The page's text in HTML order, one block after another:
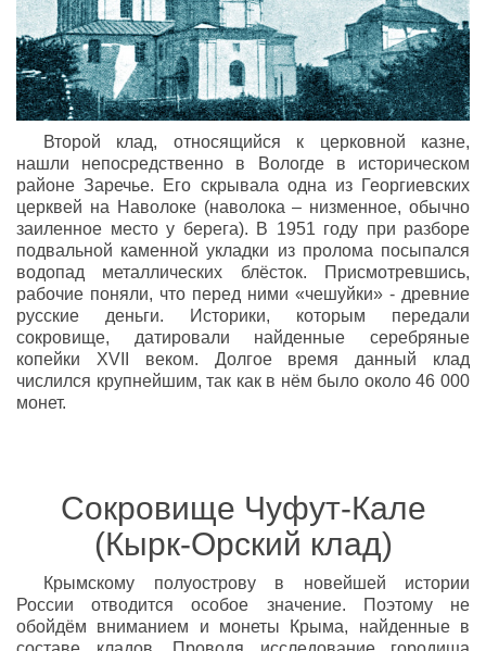
Второй клад, относящийся к церковной казне,
нашли непосредственно в Вологде в историческом
районе Заречье. Его скрывала одна из Георгиевских
церквей на Наволоке (наволока – низменное, обычно
заиленное место у берега). В 1951 году при разборе
подвальной каменной укладки из пролома посыпался
водопад металлических блёсток. Присмотревшись,
рабочие поняли, что перед ними «чешуйки» - древние
русские деньги. Историки, которым передали
сокровище, датировали найденные серебряные
копейки XVII веком. Долгое время данный клад
числился крупнейшим, так как в нём было около 46 000
монет.
Сокровище Чуфут-Кале
(Кырк-Орский клад)
Крымскому полуострову в новейшей истории
России отводится особое значение. Поэтому не
обойдём вниманием и монеты Крыма, найденные в